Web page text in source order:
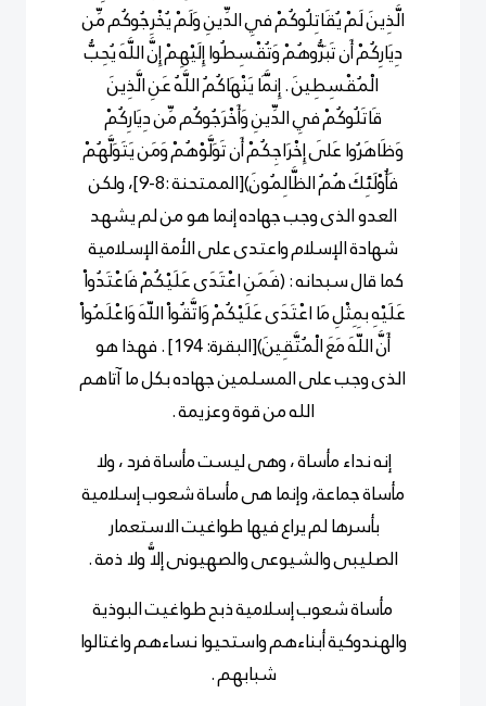
الَّذِينَ لَمْ يُقَاتِلُوكُمْ فِي الدِّينِ وَلَمْ يُخْرِجُوكُم مِّن
دِيَارِكُمْ أَن تَبَرُّوهُمْ وَتُقْسِطُوا إِلَيْهِمْ إِنَّ اللَّهَ يُحِبُّ
الْمُقْسِطِينَ . إِنَّمَا يَنْهَاكُمُ اللَّهُ عَنِ الَّذِينَ
قَاتَلُوكُمْ فِي الدِّينِ وَأَخْرَجُوكُم مِّن دِيَارِكُمْ
وَظَاهَرُوا عَلَى إِخْرَاجِكُمْ أَن تَوَلَّوْهُمْ وَمَن يَتَوَلَّهُمْ
فَأُوْلَئِكَ هُمُ الظَّالِمُونَ)[الممتحنة :8-9]، ولكن
العدو الذى وجب جهاده إنما هو من لم يشهد
شهادة الإسلام واعتدى على الأمة الإسلامية
كما قال سبحانه : (فَمَنِ اعْتَدَى عَلَيْكُمْ فَاعْتَدُواْ
عَلَيْهِ بِمِثْلِ مَا اعْتَدَى عَلَيْكُمْ وَاتَّقُواْ اللّهَ وَاعْلَمُواْ
أَنَّ اللّهَ مَعَ الْمُتَّقِينَ)[البقرة: 194] . فهذا هو
الذى وجب على المسلمين جهاده بكل ما آتاهم
الله من قوة وعزيمة .
إنه نداء مأساة ، وهى ليست مأساة فرد ، ولا
مأساة جماعة، وإنما هى مأساة شعوب إسلامية
بأسرها لم يراع فيها طواغيت الاستعمار
الصليبى والشيوعى والصهيونى إلاًّ ولا ذمة .
مأساة شعوب إسلامية ذبح طواغيت البوذية
والهندوكية أبناءهم واستحيوا نساءهم واغتالوا
شبابهم .